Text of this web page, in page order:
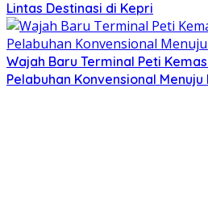
Lintas Destinasi di Kepri
Wajah Baru Terminal Peti
Pelabuhan Konvensional